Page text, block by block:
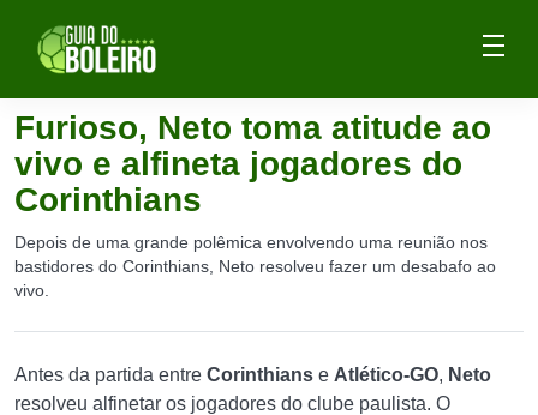
Furioso, Neto toma atitude ao
vivo e alfineta jogadores do
Corinthians
Depois de uma grande polêmica envolvendo uma reunião nos
bastidores do Corinthians, Neto resolveu fazer um desabafo ao
vivo.
Antes da partida entre Corinthians e Atlético-GO, Neto
resolveu alfinetar os jogadores do clube paulista. O